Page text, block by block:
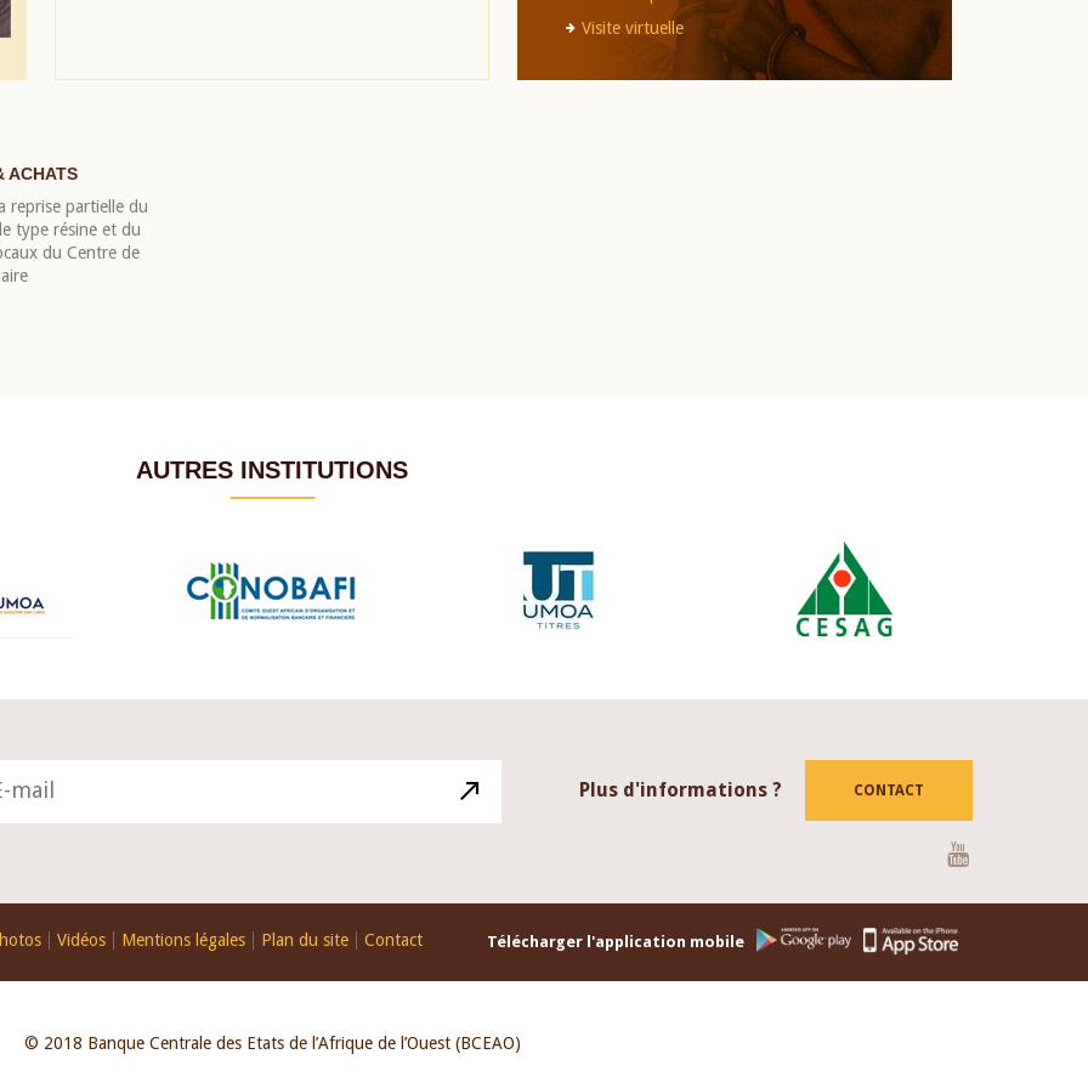
Visite virtuelle
ACHATS
reprise partielle du
type résine et du
du Centre de
AUTRES INSTITUTIONS
Plus d'informations ? CONTACT
Vidéos Mentions légales Plan du site Contact Télécharger l'application mobile
© 2018 Banque Centrale des Etats de l’Afrique de l’Ouest (BCEAO)